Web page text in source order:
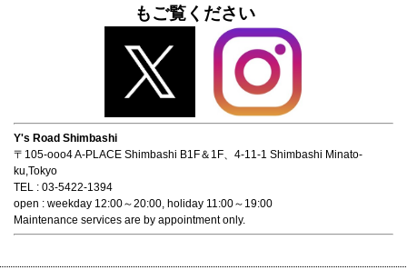
もご覧ください
Y's Road Shimbashi
〒105-ooo4 A-PLACE Shimbashi B1F＆1F、4-11-1 Shimbashi Minato-
ku,Tokyo
TEL : 03-5422-1394
open : weekday 12:00～20:00, holiday 11:00～19:00
Maintenance services are by appointment only.